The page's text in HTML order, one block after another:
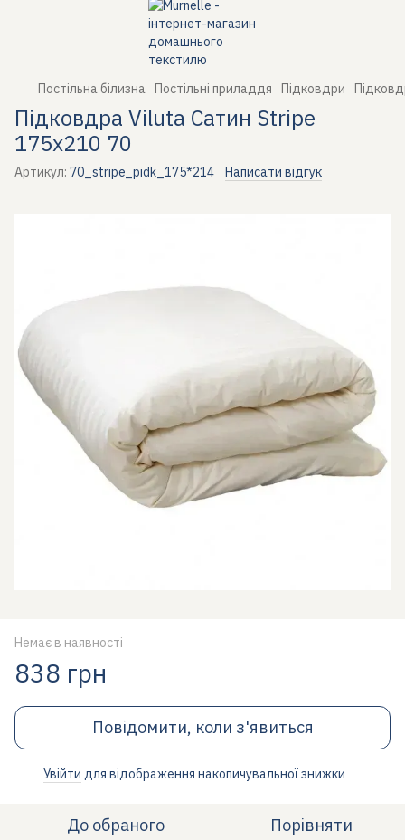
Постільна білизна Постільні приладдя Підковдри
Підковдра Viluta Сатин Stripe
175х210 70
Артикул: 70_stripe_pidk_175*214 Написати відгук
Немає в наявності
838 грн
Повідомити, коли з'явиться
Увійти для відображення накопичувальної знижки
До обраного Порівняти